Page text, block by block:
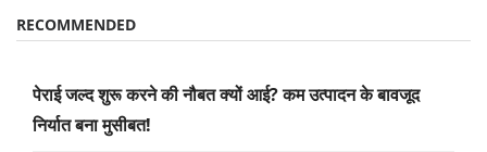
RECOMMENDED
पेराई जल्द शुरू करने की नौबत क्यों आई? कम उत्पादन के बावजूद
निर्यात बना मुसीबत!